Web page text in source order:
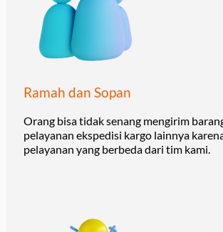
Ramah dan Sopan
Orang bisa tidak senang mengirim
pelayanan ekspedisi kargo lainnya
pelayanan yang berbeda dari tim kami.